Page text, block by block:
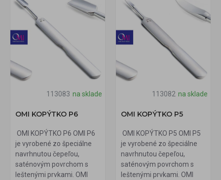
113083 na sklade
OMI KOPÝTKO P6
OMI KOPÝTKO P6 OMI P6
je vyrobené zo špeciálne
navrhnutou čepeľou,
saténovým povrchom s
leštenými prvkami. OMI
113082 na sklade
OMI KOPÝTKO P5
OMI KOPÝTKO P5 OMI P5
je vyrobené zo špeciálne
navrhnutou čepeľou,
saténovým povrchom s
leštenými prvkami. OMI